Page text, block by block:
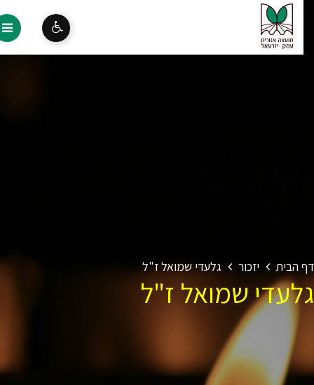
הבית יזכור גלעדי שמואל ז"ל
שמואל ז"ל